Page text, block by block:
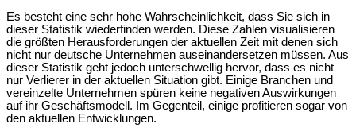
Es besteht eine sehr hohe Wahrscheinlichkeit, dass Sie sich in
dieser Statistik wiederfinden werden. Diese Zahlen visualisieren
die größten Herausforderungen der aktuellen Zeit mit denen sich
nicht nur deutsche Unternehmen auseinandersetzen müssen. Aus
dieser Statistik geht jedoch unterschwellig hervor, dass es nicht
nur Verlierer in der aktuellen Situation gibt. Einige Branchen und
vereinzelte Unternehmen spüren keine negativen Auswirkungen
auf ihr Geschäftsmodell. Im Gegenteil, einige profitieren sogar von
den aktuellen Entwicklungen.